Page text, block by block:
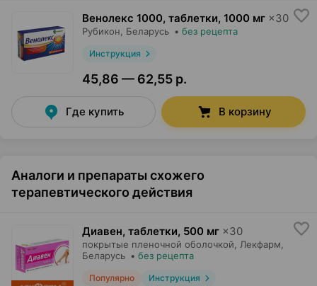
Венолекс 1000, таблетки, 1000 мг ×30
Рубикон , Беларусь • без рецепта
Инструкция
45,86 — 62,55 р.
Где купить В корзину
Аналоги и препараты схожего
терапевтического действия
Диавен, таблетки, 500 мг ×30
покрытые пленочной оболочкой, Лекфарм
Беларусь • без рецепта
Популярно Инструкция